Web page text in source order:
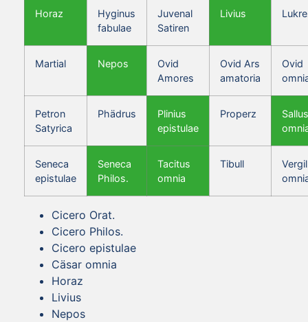
Horaz
Hyginus
fabulae
Juvenal
Satiren
Livius
Martial Nepos
Ovid
Amores
Ovid Ars
amatoria
Ovid
Petron
Satyrica
Phädrus
Plinius
epistulae
Properz
Seneca
epistulae
Seneca
Philos.
Tacitus
omnia
Tibull
Vergil
Cicero Orat.
Cicero Philos.
Cicero epistulae
Cäsar omnia
Horaz
Livius
Nepos